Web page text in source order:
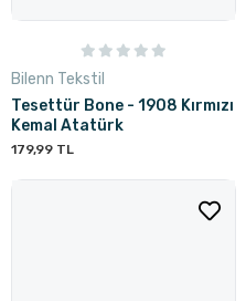
Bilenn Tekstil
Tesettür Bone - 1908 Kırmızı
Kemal Atatürk
179,99 TL